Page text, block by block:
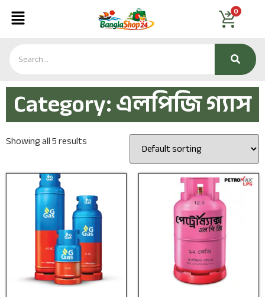
0
Category: এলপিজি গ্যাস
Showing all 5 results